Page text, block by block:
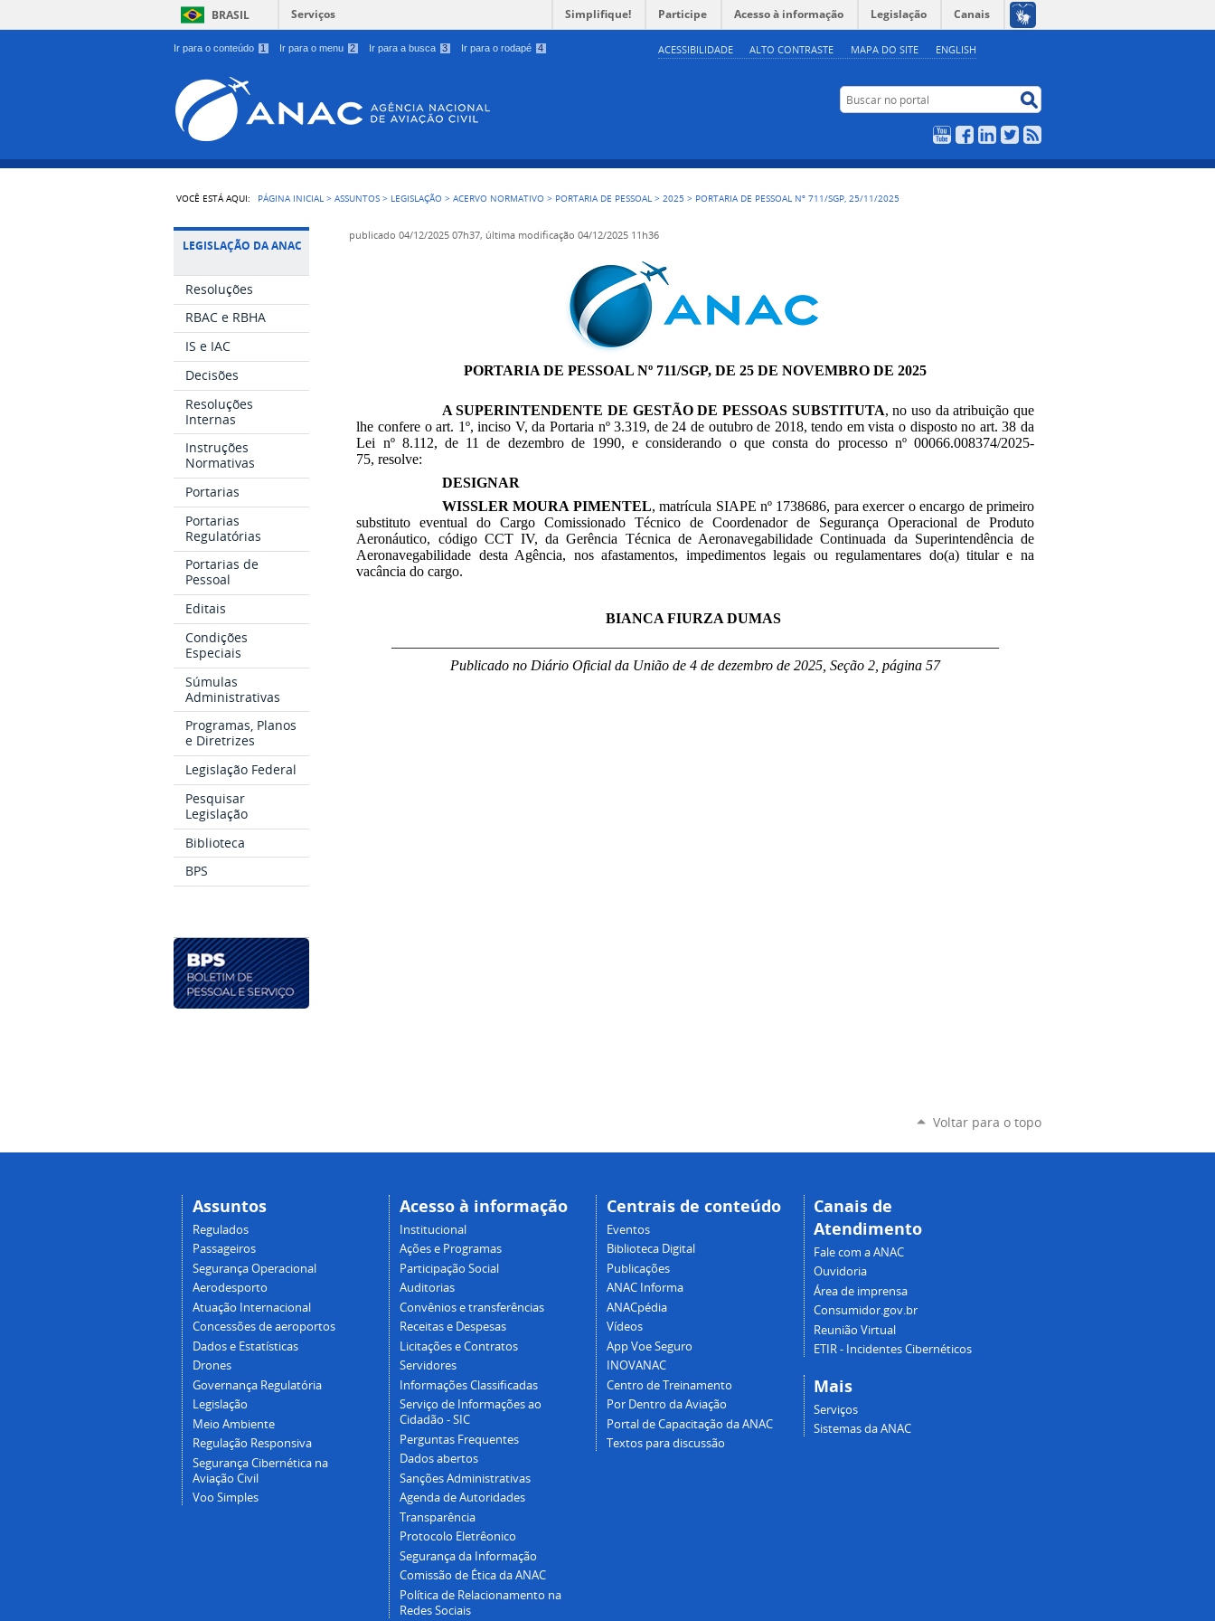
Ir para o conteúdo 1 Ir para o menu 2 Ir para a busca 3 Ir para o rodapé 4 ACESSIBILIDADE ALTO CONTRASTE MAPA DO SITE ENGLISH
BRASIL Serviços Simplifique! Participe Acesso à informação Legislação Canais
Buscar no portal
YouTubeFacebookLinkedIn
Twitter
VOCÊ ESTÁ AQUI: PÁGINA INICIAL >ASSUNTOS > LEGISLAÇÃO >ACERVO NORMATIVO > PORTARIA DE PESSOAL >2025 > PORTARIA DE PESSOAL Nº 711/SGP, 25/11/2025
LEGISLAÇÃO DA ANAC
Resoluções
RBAC e RBHA
IS e IAC
Decisões
Resoluções
Internas
Instruções
Normativas
Portarias
Portarias
Regulatórias
Portarias de
Pessoal
Editais
Condições
Especiais
Súmulas
Administrativas
Programas, Planos
e Diretrizes
Legislação Federal
Pesquisar
Legislação
Biblioteca
BPS
publicado 04/12/2025 07h37, última modificação 04/12/2025 11h36
PORTARIA DE PESSOAL Nº 711/SGP, DE 25 DE NOVEMBRO DE 2025
A SUPERINTENDENTE DE GESTÃO DE PESSOAS SUBSTITUTA, no uso da atribuição que
lhe confere o art. 1º, inciso V, da Portaria nº 3.319, de 24 de outubro de 2018, tendo em vista o disposto no art. 38 da
Lei nº 8.112, de 11 de dezembro de 1990, e considerando o que consta do processo nº 00066.008374/2025-
75, resolve:
DESIGNAR
WISSLER MOURA PIMENTEL, matrícula SIAPE nº 1738686, para exercer o encargo de primeiro
substituto eventual do Cargo Comissionado Técnico de Coordenador de Segurança Operacional de Produto
Aeronáutico, código CCT IV, da Gerência Técnica de Aeronavegabilidade Continuada da Superintendência de
Aeronavegabilidade desta Agência, nos afastamentos, impedimentos legais ou regulamentares do(a) titular e na
vacância do cargo.
BIANCA FIURZA DUMAS
Publicado no Diário Oficial da União de 4 de dezembro de 2025, Seção 2, página 57
Voltar para o topo
Assuntos
Regulados
Passageiros
Segurança Operacional
Aerodesporto
Atuação Internacional
Concessões de aeroportos
Dados e Estatísticas
Drones
Governança Regulatória
Legislação
Meio Ambiente
Regulação Responsiva
Segurança Cibernética na
Aviação Civil
Voo Simples
Acesso à informação
Institucional
Ações e Programas
Participação Social
Auditorias
Convênios e transferências
Receitas e Despesas
Licitações e Contratos
Servidores
Informações Classificadas
Serviço de Informações ao
Cidadão - SIC
Perguntas Frequentes
Dados abertos
Sanções Administrativas
Agenda de Autoridades
Transparência
Protocolo Eletrêonico
Segurança da Informação
Comissão de Ética da ANAC
Política de Relacionamento na
Redes Sociais
Centrais de conteúdo
Eventos
Biblioteca Digital
Publicações
ANAC Informa
ANACpédia
Vídeos
App Voe Seguro
INOVANAC
Centro de Treinamento
Por Dentro da Aviação
Portal de Capacitação da ANAC
Textos para discussão
Canais de
Atendimento
Fale com a ANAC
Ouvidoria
Área de imprensa
Consumidor.gov.br
Reunião Virtual
ETIR - Incidentes Cibernéticos
Mais
Serviços
Sistemas da ANAC